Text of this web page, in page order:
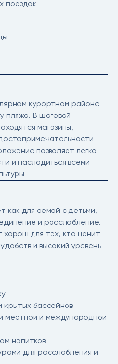
поездок
курортном районе
пляжа. В шаговой
магазины,
позволяет легко
и насладиться всеми
как для семей с детьми,
и расслабление.
хорош для тех, кто ценит
и высокий уровень
крытых бассейнов
местной и международной
напитков
для расслабления и